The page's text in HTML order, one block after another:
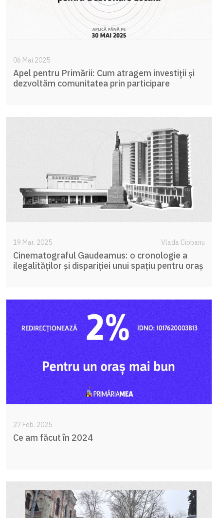
06 Mai 2025
Apel pentru Primării: Cum atragem investiții și
dezvoltăm comunitatea prin participare
19 Mar. 2025 Vlada Ciobanu
Cinematograful Gaudeamus: o cronologie a
ilegalităților și dispariției unui spațiu pentru oraș
27 Feb. 2025
Ce am făcut în 2024